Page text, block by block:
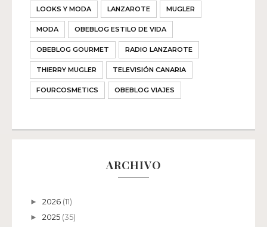
LOOKS Y MODA LANZAROTE MUGLER
MODA OBEBLOG ESTILO DE VIDA
OBEBLOG GOURMET RADIO LANZAROTE
THIERRY MUGLER TELEVISIÓN CANARIA
FOURCOSMETICS OBEBLOG VIAJES
ARCHIVO
► 2026 (11)
► 2025 (35)